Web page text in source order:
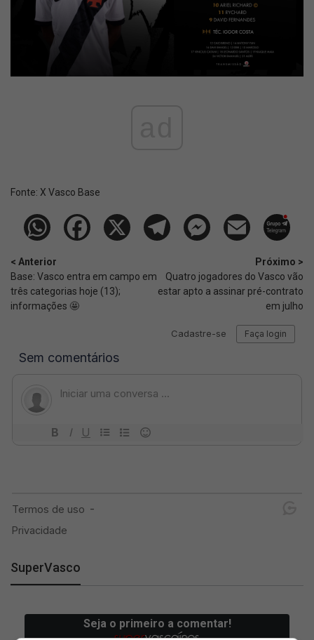
Fonte: X Vasco Base
< Anterior
Base: Vasco entra em campo em
três categorias hoje (13);
informações 🤩
Próximo >
Quatro jogadores do Vasco vão
estar apto a assinar pré-contrato
em julho
SuperVasco